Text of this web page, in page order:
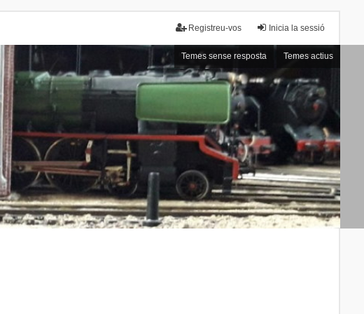
Inicia la sessió
Registreu-vos
Temes sense resposta Temes actius